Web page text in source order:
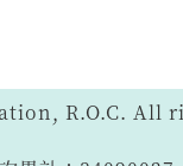
R.O.C. All